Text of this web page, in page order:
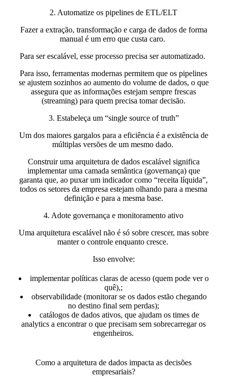
2. Automatize os pipelines de ETL/ELT
Fazer a extração, transformação e carga de dadosde forma
manual é um erro que custa caro.
Para ser escalável, esse processo precisa serautomatizado.
Para isso, ferramentas modernas permitem que os pipelines
se ajustem sozinhos ao aumento do volume de dados, o que
assegura que as informações estejam sempre frescas
(streaming) para quem precisa tomar decisão.
3. Estabeleça um “single source of truth”
Um dos maiores gargalos para a eficiência é a existência de
múltiplas versões de um mesmo dado.
Construir uma arquitetura de dados escalável significa
implementar uma camada semântica (governança) que
garanta que, ao puxar um indicador como “receita líquida”,
todos os setores da empresa estejam olhando para a mesma
definição e para a mesma base.
4. Adote governança e monitoramento ativo
Uma arquitetura escalável não é só sobre crescer, mas sobre
manter o controle enquanto cresce.
Isso envolve:
implementar políticas claras de acesso (quem pode ver o
quê),;
observabilidade (monitorar se os dados estão chegando
no destino final sem perdas);
catálogos de dados ativos, que ajudam os times de
analytics a encontrar o que precisam sem sobrecarregar os
engenheiros.
Como a arquitetura de dados impacta as decisões
empresariais?